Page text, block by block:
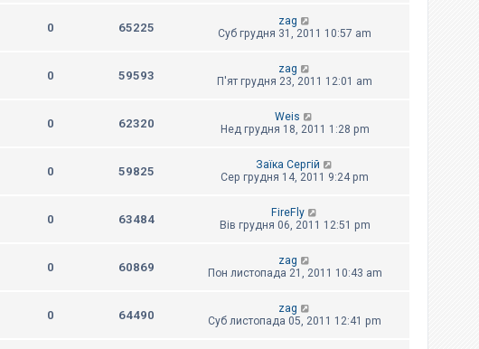
0 65225
zag
Суб грудня 31, 2011 10:57 am
0 59593
zag
П'ят грудня 23, 2011 12:01 am
0 62320
Weis
Нед грудня 18, 2011 1:28 pm
0 59825
Заїка Сергій
Сер грудня 14, 2011 9:24 pm
0 63484
FireFly
Вів грудня 06, 2011 12:51 pm
0 60869
zag
Пон листопада 21, 2011 10:43 am
0 64490
zag
Суб листопада 05, 2011 12:41 pm